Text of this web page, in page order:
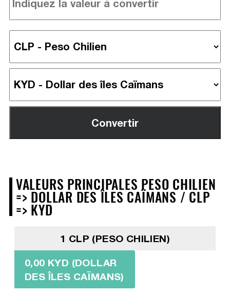
VALEURS PRINCIPALES PESO CHILIEN
=> DOLLAR DES ÎLES CAÏMANS / CLP
=> KYD
1 CLP (PESO CHILIEN)
0,00 KYD (DOLLAR
DES ÎLES CAÏMANS)